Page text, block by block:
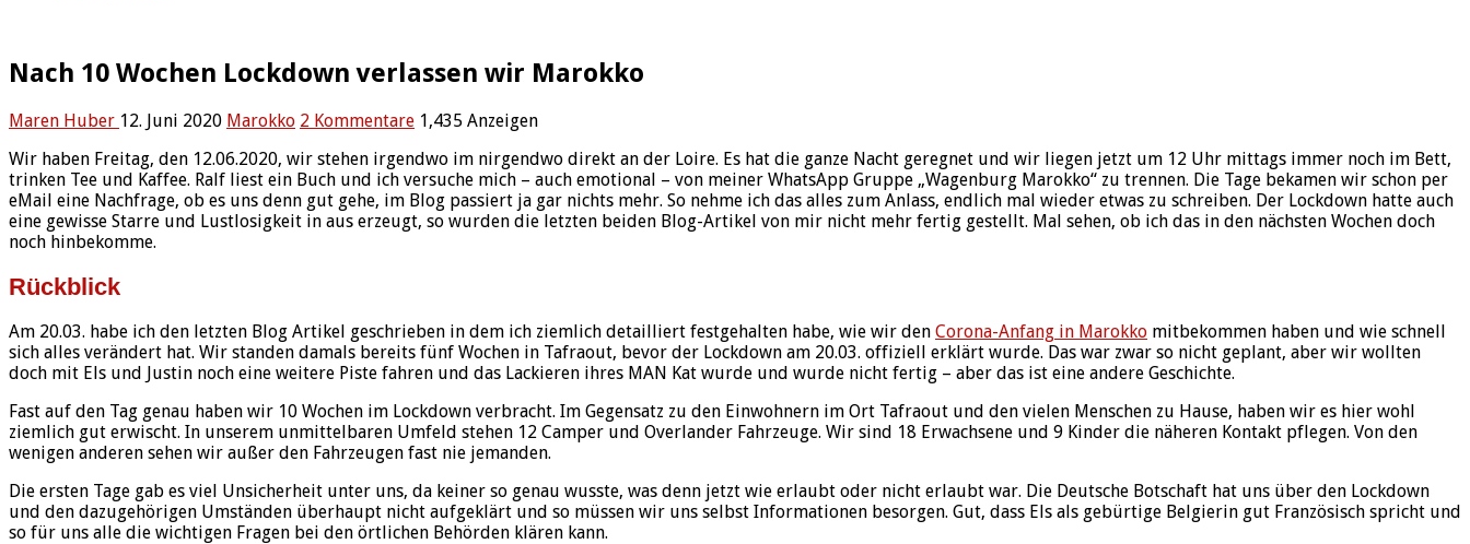
Nach 10 Wochen Lockdown verlassen wir Marokko
Maren Huber 12. Juni 2020 Marokko 2 Kommentare 1,435 Anzeigen
Wir haben Freitag, den 12.06.2020, wir stehen irgendwo im nirgendwo direkt an der Loire. Es hat die ganze Nacht geregnet und wir liegen jetzt um 12 Uhr mittags immer noch im Bett,
trinken Tee und Kaffee. Ralf liest ein Buch und ich versuche mich – auch emotional – von meiner WhatsApp Gruppe „Wagenburg Marokko“ zu trennen. Die Tage bekamen wir schon per
eMail eine Nachfrage, ob es uns denn gut gehe, im Blog passiert ja gar nichts mehr. So nehme ich das alles zum Anlass, endlich mal wieder etwas zu schreiben. Der Lockdown hatte auch
eine gewisse Starre und Lustlosigkeit in aus erzeugt, so wurden die letzten beiden Blog-Artikel von mir nicht mehr fertig gestellt. Mal sehen, ob ich das in den nächsten Wochen doch
noch hinbekomme.
Rückblick
Am 20.03. habe ich den letzten Blog Artikel geschrieben in dem ich ziemlich detailliert festgehalten habe, wie wir den Corona-Anfang in Marokko mitbekommen haben und wie schnell
sich alles verändert hat. Wir standen damals bereits fünf Wochen in Tafraout, bevor der Lockdown am 20.03. offiziell erklärt wurde. Das war zwar so nicht geplant, aber wir wollten
doch mit Els und Justin noch eine weitere Piste fahren und das Lackieren ihres MAN Kat wurde und wurde nicht fertig – aber das ist eine andere Geschichte.
Fast auf den Tag genau haben wir 10 Wochen im Lockdown verbracht. Im Gegensatz zu den Einwohnern im Ort Tafraout und den vielen Menschen zu Hause, haben wir es hier wohl
ziemlich gut erwischt. In unserem unmittelbaren Umfeld stehen 12 Camper und Overlander Fahrzeuge. Wir sind 18 Erwachsene und 9 Kinder die näheren Kontakt pflegen. Von den
wenigen anderen sehen wir außer den Fahrzeugen fast nie jemanden.
Die ersten Tage gab es viel Unsicherheit unter uns, da keiner so genau wusste, was denn jetzt wie erlaubt oder nicht erlaubt war. Die Deutsche Botschaft hat uns über den Lockdown
und den dazugehörigen Umständen überhaupt nicht aufgeklärt und so müssen wir uns selbst Informationen besorgen. Gut, dass Els als gebürtige Belgierin gut Französisch spricht und
so für uns alle die wichtigen Fragen bei den örtlichen Behörden klären kann.